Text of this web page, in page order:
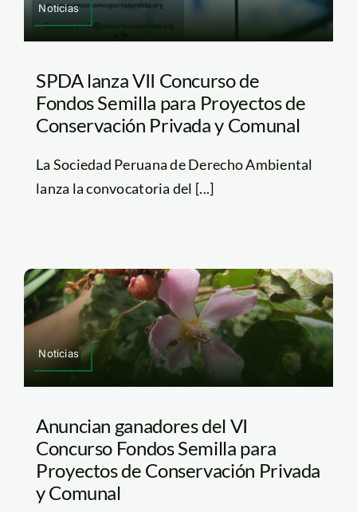
Noticias
SPDA lanza VII Concurso de
Fondos Semilla para Proyectos de
Conservación Privada y Comunal
La Sociedad Peruana de Derecho Ambiental
lanza la convocatoria del [...]
Noticias
Anuncian ganadores del VI
Concurso Fondos Semilla para
Proyectos de Conservación Privada
y Comunal